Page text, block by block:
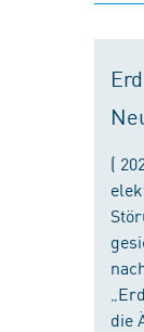
(
die